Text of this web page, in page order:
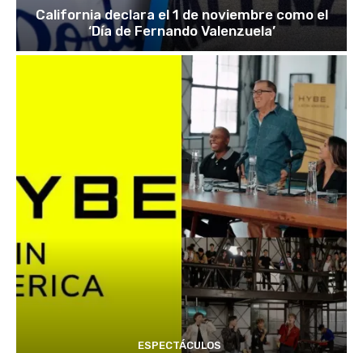
California declara el 1 de noviembre como el
‘Día de Fernando Valenzuela’
ESPECTÁCULOS